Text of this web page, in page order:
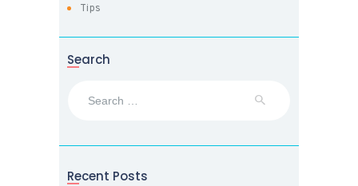
Tips
Search
Recent Posts